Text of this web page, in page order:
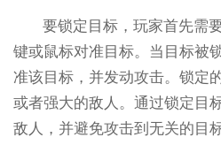
要锁定目标，玩家首先需
键或鼠标对准目标。当目标被
准该目标，并发动攻击。锁定
或者强大的敌人。通过锁定目
敌人，并避免攻击到无关的目标